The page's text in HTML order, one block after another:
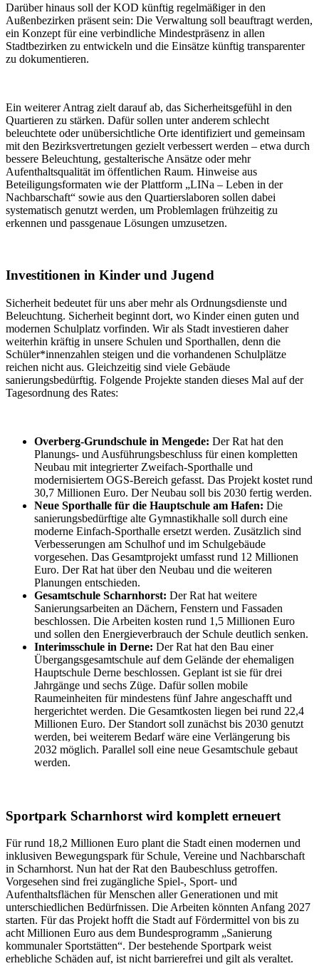
Darüber hinaus soll der KOD künftig regelmäßiger in den
Außenbezirken präsent sein: Die Verwaltung soll beauftragt werden,
ein Konzept für eine verbindliche Mindestpräsenz in allen
Stadtbezirken zu entwickeln und die Einsätze künftig transparenter
zu dokumentieren.
Ein weiterer Antrag zielt darauf ab, das Sicherheitsgefühl in den
Quartieren zu stärken. Dafür sollen unter anderem schlecht
beleuchtete oder unübersichtliche Orte identifiziert und gemeinsam
mit den Bezirksvertretungen gezielt verbessert werden – etwa durch
bessere Beleuchtung, gestalterische Ansätze oder mehr
Aufenthaltsqualität im öffentlichen Raum. Hinweise aus
Beteiligungsformaten wie der Plattform „LINa – Leben in der
Nachbarschaft“ sowie aus den Quartierslaboren sollen dabei
systematisch genutzt werden, um Problemlagen frühzeitig zu
erkennen und passgenaue Lösungen umzusetzen.
Investitionen in Kinder und Jugend
Sicherheit bedeutet für uns aber mehr als Ordnungsdienste und
Beleuchtung. Sicherheit beginnt dort, wo Kinder einen guten und
modernen Schulplatz vorfinden. Wir als Stadt investieren daher
weiterhin kräftig in unsere Schulen und Sporthallen, denn die
Schüler*innenzahlen steigen und die vorhandenen Schulplätze
reichen nicht aus. Gleichzeitig sind viele Gebäude
sanierungsbedürftig. Folgende Projekte standen dieses Mal auf der
Tagesordnung des Rates:
Overberg-Grundschule in Mengede: Der Rat hat den
Planungs- und Ausführungsbeschluss für einen kompletten
Neubau mit integrierter Zweifach-Sporthalle und
modernisiertem OGS-Bereich gefasst. Das Projekt kostet rund
30,7 Millionen Euro. Der Neubau soll bis 2030 fertig werden.
Neue Sporthalle für die Hauptschule am Hafen: Die
sanierungsbedürftige alte Gymnastikhalle soll durch eine
moderne Einfach-Sporthalle ersetzt werden. Zusätzlich sind
Verbesserungen am Schulhof und im Schulgebäude
vorgesehen. Das Gesamtprojekt umfasst rund 12 Millionen
Euro. Der Rat hat über den Neubau und die weiteren
Planungen entschieden.
Gesamtschule Scharnhorst: Der Rat hat weitere
Sanierungsarbeiten an Dächern, Fenstern und Fassaden
beschlossen. Die Arbeiten kosten rund 1,5 Millionen Euro
und sollen den Energieverbrauch der Schule deutlich senken.
Interimsschule in Derne: Der Rat hat den Bau einer
Übergangsgesamtschule auf dem Gelände der ehemaligen
Hauptschule Derne beschlossen. Geplant ist sie für drei
Jahrgänge und sechs Züge. Dafür sollen mobile
Raumeinheiten für mindestens fünf Jahre angeschafft und
hergerichtet werden. Die Gesamtkosten liegen bei rund 22,4
Millionen Euro. Der Standort soll zunächst bis 2030 genutzt
werden, bei weiterem Bedarf wäre eine Verlängerung bis
2032 möglich. Parallel soll eine neue Gesamtschule gebaut
werden.
Sportpark Scharnhorst wird komplett erneuert
Für rund 18,2 Millionen Euro plant die Stadt einen modernen und
inklusiven Bewegungspark für Schule, Vereine und Nachbarschaft
in Scharnhorst. Nun hat der Rat den Baubeschluss getroffen.
Vorgesehen sind frei zugängliche Spiel-, Sport- und
Aufenthaltsflächen für Menschen aller Generationen und mit
unterschiedlichen Bedürfnissen. Die Arbeiten könnten Anfang 2027
starten. Für das Projekt hofft die Stadt auf Fördermittel von bis zu
acht Millionen Euro aus dem Bundesprogramm „Sanierung
kommunaler Sportstätten“. Der bestehende Sportpark weist
erhebliche Schäden auf, ist nicht barrierefrei und gilt als veraltet.